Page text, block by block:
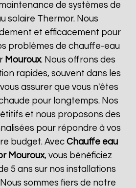
de systèmes de
solaire Thermor. Nous
et efficacement pour
problèmes de chauffe-eau
Mouroux. Nous offrons des
rapides, souvent dans les
assurer que vous n'êtes
pour longtemps. Nos
et nous proposons des
pour répondre à vos
budget. AvecChauffe eau
Mouroux, vous bénéficiez
5 ans sur nos installations
sommes fiers de notre